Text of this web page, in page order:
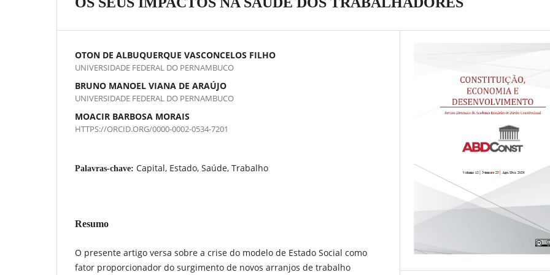
OTON DE ALBUQUERQUE VASCONCELOS FILHO
UNIVERSIDADE FEDERAL DO PERNAMBUCO
BRUNO MANOEL VIANA DE ARAÚJO
UNIVERSIDADE FEDERAL DO PERNAMBUCO
MOACIR BARBOSA MORAIS
HTTPS://ORCID.ORG/0000-0002-0534-7201
Palavras-chave: Capital, Estado, Saúde, Trabalho
Resumo
O presente artigo versa sobre a crise do modelo de Estado Social como
fator proporcionador do surgimento de novos arranjos de trabalho